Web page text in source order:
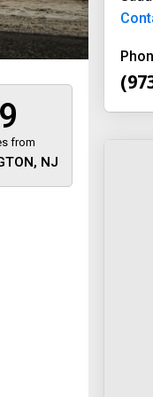
9
from
NJ